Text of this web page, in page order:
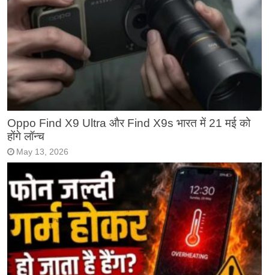
Oppo Find X9 Ultra और Find X9s भारत में 21 मई को
होंगे लॉन्च
May 13, 2026